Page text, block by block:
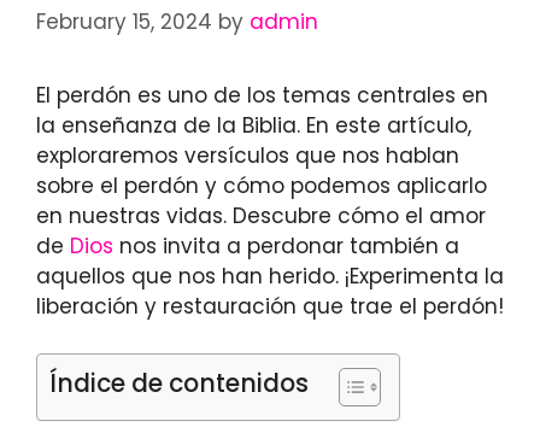
February 15, 2024 by admin
El perdón es uno de los temas centrales en
la enseñanza de la Biblia. En este artículo,
exploraremos versículos que nos hablan
sobre el perdón y cómo podemos aplicarlo
en nuestras vidas. Descubre cómo el amor
de Dios nos invita a perdonar también a
aquellos que nos han herido. ¡Experimenta la
liberación y restauración que trae el perdón!
Índice de contenidos